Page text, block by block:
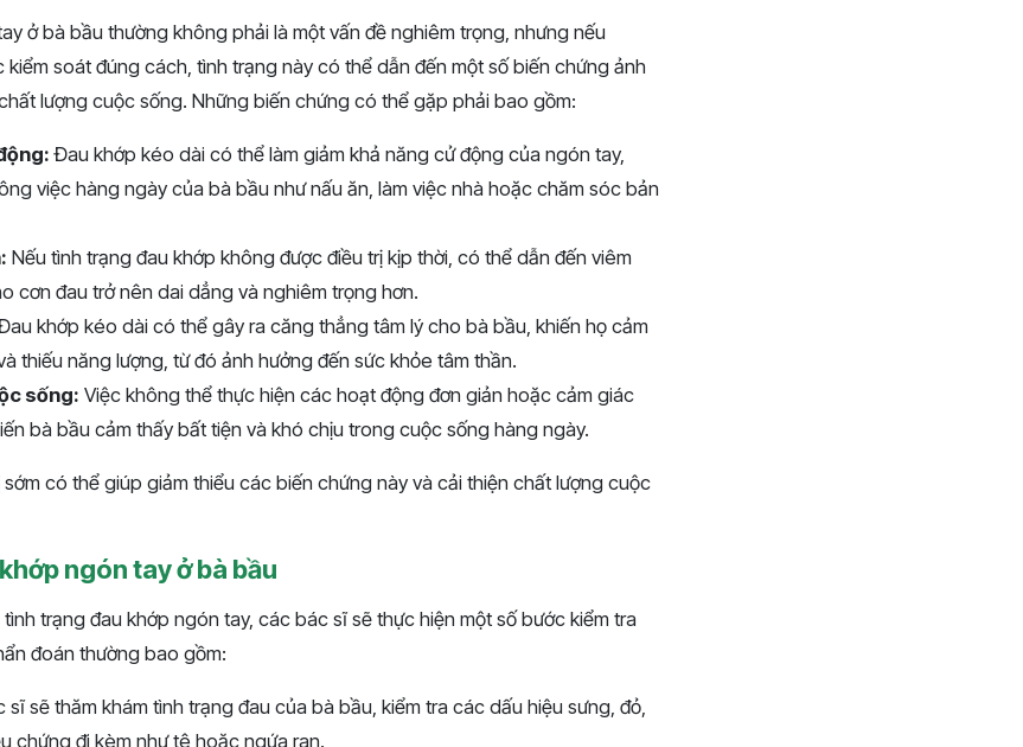
ở bà bầu thường không phải là một vấn đề nghiêm trọng, nhưng nếu
soát đúng cách, tình trạng này có thể dẫn đến một số biến chứng ảnh
lượng cuộc sống. Những biến chứng có thể gặp phải bao gồm:
Đau khớp kéo dài có thể làm giảm khả năng cử động của ngón tay,
việc hàng ngày của bà bầu như nấu ăn, làm việc nhà hoặc chăm sóc bản
Nếu tình trạng đau khớp không được điều trị kịp thời, có thể dẫn đến viêm
cơn đau trở nên dai dẳng và nghiêm trọng hơn.
khớp kéo dài có thể gây ra căng thẳng tâm lý cho bà bầu, khiến họ cảm
thiếu năng lượng, từ đó ảnh hưởng đến sức khỏe tâm thần.
sống: Việc không thể thực hiện các hoạt động đơn giản hoặc cảm giác
bà bầu cảm thấy bất tiện và khó chịu trong cuộc sống hàng ngày.
sớm có thể giúp giảm thiểu các biến chứng này và cải thiện chất lượng cuộc
ngón tay ở bà bầu
trạng đau khớp ngón tay, các bác sĩ sẽ thực hiện một số bước kiểm tra
đoán thường bao gồm:
sĩ sẽ thăm khám tình trạng đau của bà bầu, kiểm tra các dấu hiệu sưng, đỏ,
chứng đi kèm như tê hoặc ngứa ran.